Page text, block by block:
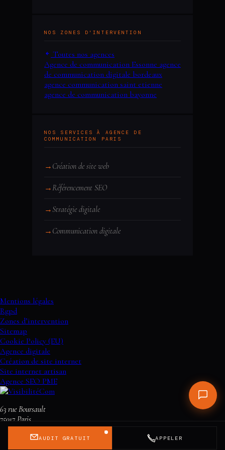
NOS ZONES D'INTERVENTION
Toutes nos agences
Agence de communication Essonne agence
de communication digitale bordeaux
agence communication saint etienne
agence de communication bayonne
NOS SERVICES À AGENCE DE
COMMUNICATION PARIS
→ Création de site web
→ Référencement SEO
→ Stratégie digitale
→ Communication digitale
Mentions légales
Rgpd
Zones d’intervention
Sitemap
Cookie Policy (EU)
Agence digitale
Création de site internet
Site internet artisan
Agence SEO PME
63 rue Boursault
75017 Paris
+33 9 70 92 14 19 visibilitecom@gmail.com
AUDIT GRATUIT APPELER